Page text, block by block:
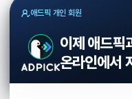
애드픽 개인 회원
이제 애드픽
온라인에서